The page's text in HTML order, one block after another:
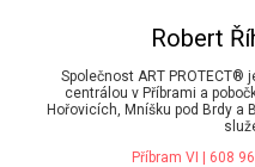
Robert
Společnost ART
centrálou v Příbrami a
Hořovicích, Mníšku pod Brdy
Příbram VI | 608